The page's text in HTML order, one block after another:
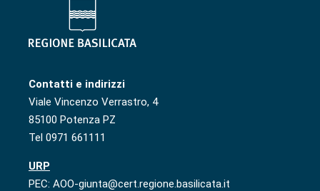
Contatti e indirizzi
Viale Vincenzo Verrastro, 4
85100 Potenza PZ
Tel 0971 661111
URP
PEC: AOO-giunta@cert.regione.basilicata.it